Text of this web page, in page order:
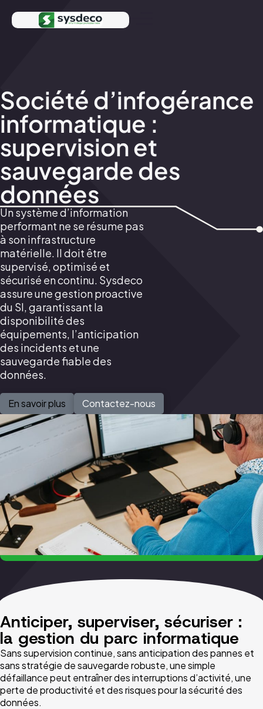
Société d’infogérance
informatique :
supervision et
sauvegarde des
données
Un système d’information
performant ne se résume pas
à son infrastructure
matérielle. Il doit être
supervisé, optimisé et
sécurisé en continu. Sysdeco
assure une gestion proactive
du SI, garantissant la
disponibilité des
équipements, l’anticipation
des incidents et une
sauvegarde fiable des
données.
En savoir plus Contactez-nous
Anticiper, superviser, sécuriser :
la gestion du parc informatique
Sans supervision continue, sans anticipation des pannes et
sans stratégie de sauvegarde robuste, une simple
défaillance peut entraîner des interruptions d’activité, une
perte de productivité et des risques pour la sécurité des
données.